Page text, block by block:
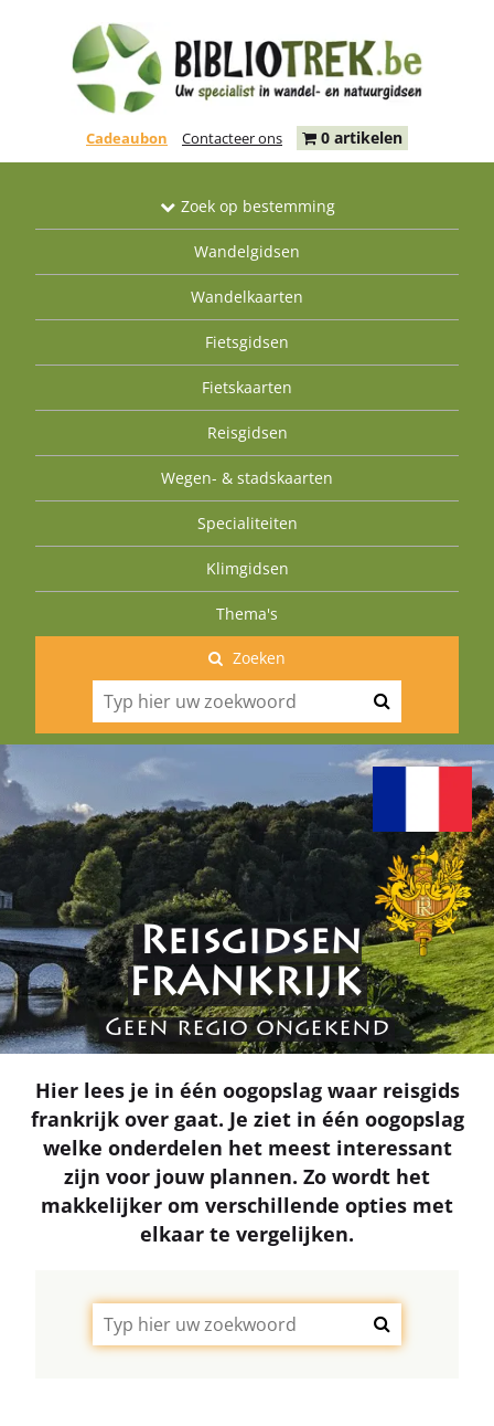
Cadeaubon Contacteer ons 0 artikelen
Zoek op bestemming
Wandelgidsen
Wandelkaarten
Fietsgidsen
Fietskaarten
Reisgidsen
Wegen- & stadskaarten
Specialiteiten
Klimgidsen
Thema's
Zoeken
Reisgidsen
FRANKRIJK
Geen regio ongekend
Hier lees je in één oogopslag waar reisgids
frankrijk over gaat. Je ziet in één oogopslag
welke onderdelen het meest interessant
zijn voor jouw plannen. Zo wordt het
makkelijker om verschillende opties met
elkaar te vergelijken.